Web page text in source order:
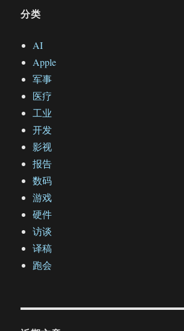
分类
AI
Apple
军事
医疗
工业
开发
影视
报告
数码
游戏
硬件
访谈
译稿
跑会